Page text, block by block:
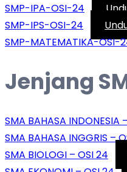
SMP-IPA-OSI-24
SMP-IPS-OSI-24
SMP-MATEMATIKA-OSI-
Jenjang
SMA BAHASA INDONESIA
SMA BAHASA INGGRIS –
SMA BIOLOGI – OSI 24